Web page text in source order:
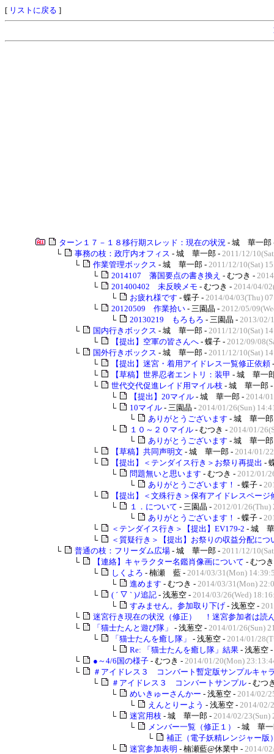
[ リストに戻る ]
ターン１７－１８移行期スレッド：現在の状況 - 城 華一郎
└
事務の枝：政庁内オフィス - 城 華一郎 - 2011/12/
└
作業管理ボックス - 城 華一郎 - 2011/12/10(Sat)
└
2014107 藩国要点の書き換え - むつき -
└
201400402 未反映メモ - むつき - 2014/04/
└
お疲れ様です - 蝶子 - 2014/04/03(Thu)
└
20120509 作業拾い - 三園晶 - 2012/05/
└
20130219 もろもろ - 三園晶 - 2013/02/
└
国内行きボックス - 城 華一郎 - 2011/12/10(Sat)
└
【提出】空軍の皆さんへ - 蝶子 - 2012/09/
└
国外行きボックス - 城 華一郎 - 2011/12/10(Sat)
└
【提出】迷宮・着用アイドレス一覧修正依頼
└
【草稿】世界忍者エントリ：装甲 - 城 華一
└
世代交代促進レイド用マイル枝 - 城 華一郎 -
└
【提出】20マイル - 城 華一郎 - 2014/
└
10マイル - 三園晶 - 2014/01/26(Sun)
└
ありがとうございます - 城 華一
└
１０～２０マイル - むつき - 2014/01/
└
ありがとうございます - 城 華一
└
【草稿】共同声明文 - 城 華一郎 - 2014/01/
└
【提出】＜テンダイス行き＞お祭り再提出 -
└
問題無いと思います - むつき - 2012/01/
└
ありがとうございます！ - 蝶子 -
└
【提出】＜文殊行き＞保有アイドレスページ
└
１．について - 三園晶 - 2012/01/26(Thu)
└
ありがとうございます！ - 蝶子 -
└
＜テンダイス行き＞【提出】EV179-2 - 城
└
＜質疑行き＞【提出】お祭りの収益分配につ
└
普通の枝：フリーダム広場 - 城 華一郎 - 2011/12/
└
【連絡】キャラクター名鑑肖像画について - むつ
└
しくよろ - 楠瀬 藍 - 2014/03/31(Mon)
└
進めます - むつき - 2014/03/31(Mon)
└
( ´ ▽ ` )ﾉ追記 - 浅葱空 - 2014/03/26(Wed)
└
すみません。参加取り下げ - 浅葱空 -
└
迷宮行き現在の状況（修正） ！迷宮参加者は読
└
「猫士たんと遊び隊」 - 浅葱空 - 2014/01/26(Sun)
└
「猫士たんを癒し隊」 - 浅葱空 - 2014/01/
└
Re: 「猫士たんを癒し隊」結果 - 浅葱空 -
└
●～4/6国の様子 - むつき - 2014/01/20(Mon)
└
＃アイドレス３ コンバート暫定版サンプルキャ
└
＃アイドレス３ コンバートサンプル - むつ
└
めいきゅーさんかー - 浅葱空 - 2014/02/
└
えんとりーよう - 浅葱空 - 2014/02/
└
迷宮用枝 - 城 華一郎 - 2014/02/23(Sun)
└
メンバー一覧（修正１）
- 城 華
└
補正（電子妖精レンジャー版
└
迷宮参加表明 - 楠瀬藍@休業中 - 2014/